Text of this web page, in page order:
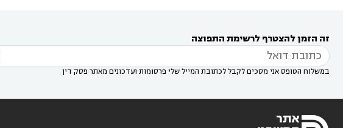
דין בשוהם 
זה הזמן להצטרף לרשימת התפוצה
במשלוח הטופס אני מסכים לקבל לכתובת המייל שלי פרסומות ועדכונים מאתר פסק דין